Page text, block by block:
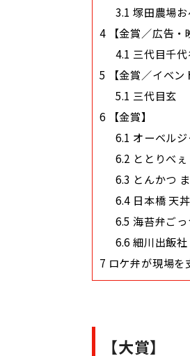
3.1 塚田農場
4【金賞／広告・
4.1 三代目千
5 【金賞／イベン
5.1 三代目玄
6 【金賞】
6.1 オーベルジ
6.2 ととりべぇ
6.3 とんかつ
6.4 日本橋 天
6.5 海苔弁ご
6.6 細川出飯社
7 ロケ弁が現場を
【大賞】